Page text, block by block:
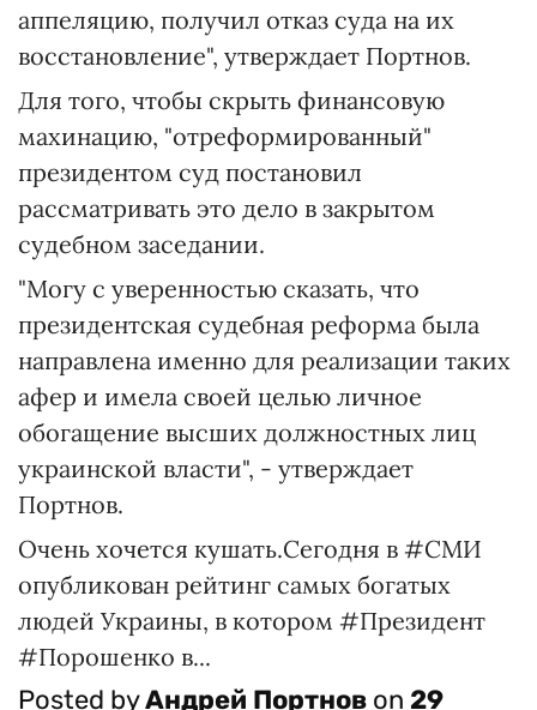
аппеляцию, получил отказ суда на их
восстановление", утверждает Портнов.
Для того, чтобы скрыть финансовую
махинацию, "отреформированный"
президентом суд постановил
рассматривать это дело в закрытом
судебном заседании.
"Могу с уверенностью сказать, что
президентская судебная реформа была
направлена именно для реализации таких
афер и имела своей целью личное
обогащение высших должностных лиц
украинской власти", - утверждает
Портнов.
Очень хочется кушать.Сегодня в #СМИ
опубликован рейтинг самых богатых
людей Украины, в котором #Президент
#Порошенко в...
Posted byАндрей Портнов on 29